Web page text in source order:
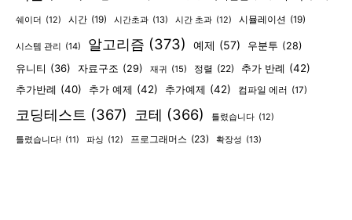
쉐이더 (12) 시간 (19) 시간초과 (13) 시간 초과 (12) 시뮬레이션 (19)
시스템 관리 (14) 알고리즘 (373) 예제 (57) 우분투 (28)
유니티 (36) 자료구조 (29) 재귀 (15) 정렬 (22) 추가 반례 (42)
추가반례 (40) 추가 예제 (42) 추가예제 (42) 컴파일 에러 (17)
코딩테스트 (367) 코테 (366) 틀렸습니다 (12)
틀렸습니다! (11) 파싱 (12) 프로그래머스 (23) 확장성 (13)